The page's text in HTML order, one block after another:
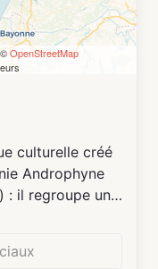
OpenStreetMap
culturelle créé
Androphyne
: il regroupe un
champêtre à